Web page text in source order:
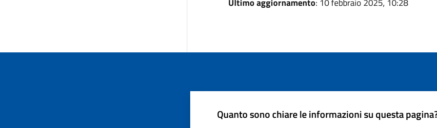
Ultimo aggiornamento: 10 febbraio 2025, 10:28
Quanto sono chiare le informazioni su questa